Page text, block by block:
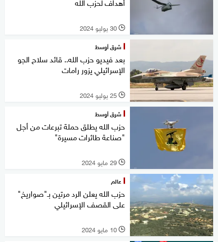
l 30 يوليو 2024
شرق أوسط
بعد فيديو حزب الله.. قائد سلاح الجو
الإسرائيلي يزور رامات
l 25 يوليو 2024
شرق أوسط
حزب الله يطلق حملة تبرعات من أجل
"صناعة طائرات مسيرة"
l 29 مايو 2024
عالم
حزب الله يعلن الرد مرتين بـ"صواريخ"
على القصف الإسرائيلي
l 10 مايو 2024